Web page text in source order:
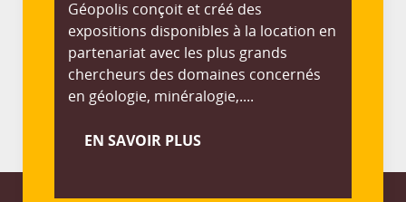
Géopolis conçoit et créé des
expositions disponibles à la location en
partenariat avec les plus grands
chercheurs des domaines concernés
en géologie, minéralogie,....
EN SAVOIR PLUS